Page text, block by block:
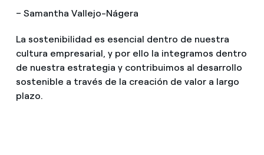
– Samantha Vallejo-Nágera
La sostenibilidad es esencial dentro de nuestra
cultura empresarial, y por ello la integramos dentro
de nuestra estrategia y contribuimos al desarrollo
sostenible a través de la creación de valor a largo
plazo.